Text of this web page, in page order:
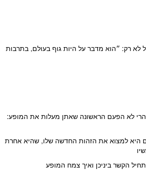
לא רק: ״הוא מדבר על היות גוף בעולם, בתרבות
הרי לא הפעם הראשונה שאתן מעלות את המופע:
היא למצוא את הזהות החדשה שלו, שהיא אחרת
הקשר ביניכן ואיך צמח המופע